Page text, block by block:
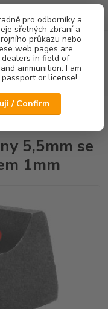
pro odborníky a
sřelných zbraní a
průkazu nebo
web pages are
in field of
ammunition. I am
or license!
/ Confirm
Menu
Hledat
za0,00 Kč
do příčné rybiny 5,5mm
5,5mm se
1mm